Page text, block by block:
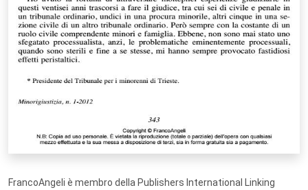
FrancoAngeli è membro della Publishers International Linking